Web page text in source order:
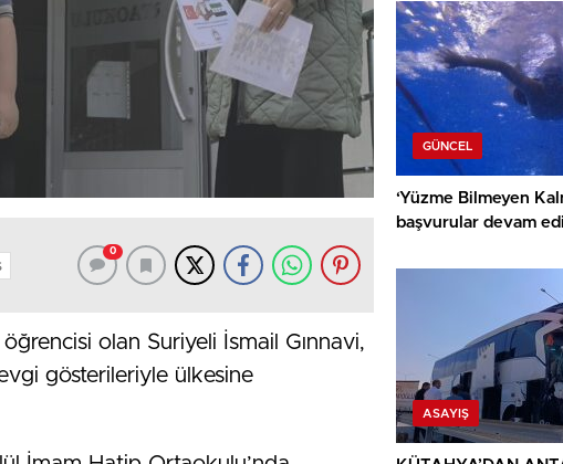
0
olan Suriyeli İsmail Gınnavi,
gösterileriyle ülkesine
GÜNCEL
‘Yüzme Bilmeyen
başvurular devam
ASAYIŞ